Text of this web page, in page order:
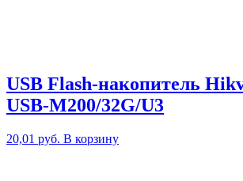
USB Flash-накопитель
USB-M200/32G/U3
20,01 руб. В корзину